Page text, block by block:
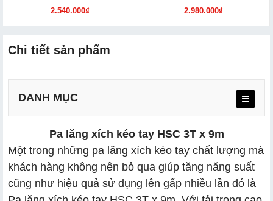
2.540.000₫
2.980.000₫
Chi tiết sản phẩm
DANH MỤC
Pa lăng xích kéo tay HSC 3T x 9m
Một trong những pa lăng xích kéo tay chất lượng mà
khách hàng không nên bỏ qua giúp tăng năng suất
cũng như hiệu quả sử dụng lên gấp nhiều lần đó là